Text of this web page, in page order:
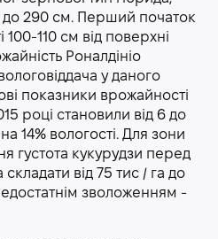
до 290 см. Перший початок
100-110 см від поверхні
Роналдініо
у даного
показники врожайності
році становили від 6 до
14% вологості. Для зони
густота кукурудзи перед
від 75 тис / га до
зволоженням -